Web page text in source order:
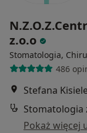
z.o.o
Stomatologia,
486
Stefana
Stomatologia
Pokaż więcej